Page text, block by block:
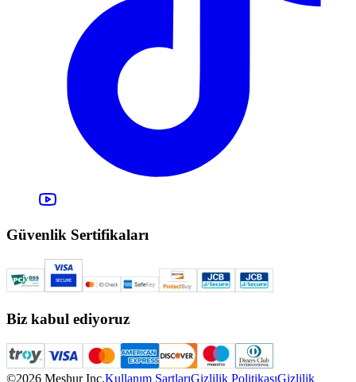
Güvenlik Sertifikaları
Biz kabul ediyoruz
©2026 Meşhur Inc.Kullanım ŞartlarıGizlilik PolitikasıGizlilik